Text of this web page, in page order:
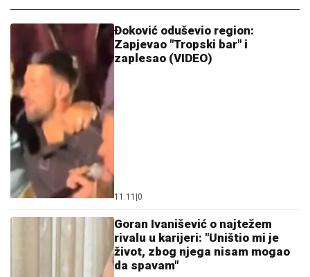
Đoković oduševio region:
Zapjevao "Tropski bar" i
zaplesao (VIDEO)
11:11 0
Goran Ivanišević o najtežem
rivalu u karijeri: "Uništio mi je
život, zbog njega nisam mogao
da spavam"